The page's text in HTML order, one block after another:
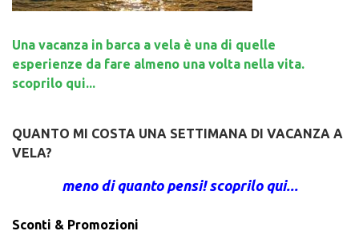
Una vacanza in barca a vela è una di quelle
esperienze da fare almeno una volta nella vita.
scoprilo qui...
QUANTO MI COSTA UNA SETTIMANA DI VACANZA A
VELA?
meno di quanto pensi! scoprilo qui...
Sconti & Promozioni